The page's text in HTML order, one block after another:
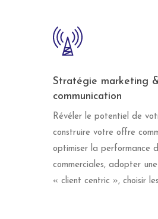
Stratégie marketing
communication
Révéler le potentiel de
construire votre offre
optimiser la performance
commerciales, adopter
« client centric », choisir